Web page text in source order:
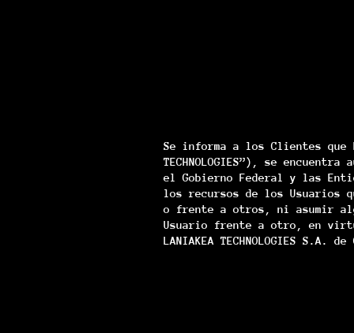
Se informa a los Clientes que
TECHNOLOGIES”), se
el Gobierno Federal y las
los recursos de los Usuarios
o frente a otros, ni asumir
Usuario frente a otro, en
LANIAKEA TECHNOLOGIES